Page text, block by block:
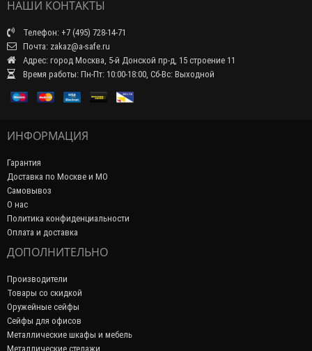
НАШИ КОНТАКТЫ
Телефон: +7 (495) 728-14-71
Почта: zakaz@a-safe.ru
Адрес: город Москва, 5-й Донской пр-д, 15 строение 11
Время работы: Пн-Пт: 10:00-18:00, Сб-Вс: Выходной
ИНФОРМАЦИЯ
Гарантия
Доставка по Москве и МО
Самовывоз
О нас
Политика конфиденциальности
Оплата и доставка
ДОПОЛНИТЕЛЬНО
Производители
Товары со скидкой
Оружейные сейфы
Сейфы для офисов
Металлические шкафы и мебель
Металлические стелажи